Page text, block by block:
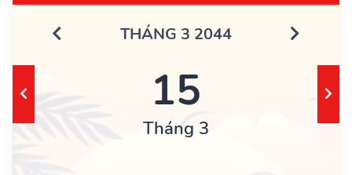
THÁNG 3 2044
15
Tháng 3